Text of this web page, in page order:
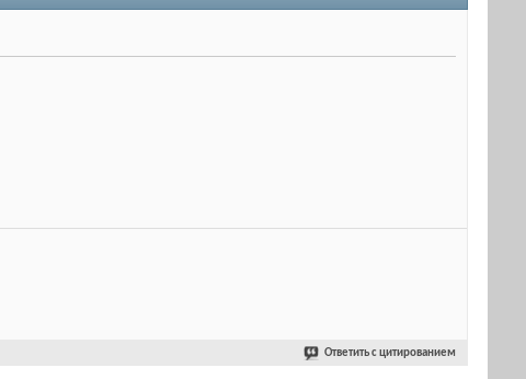
Ответить с цитированием